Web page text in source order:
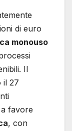
di euro
monouso
Il
il 27
favore
, con